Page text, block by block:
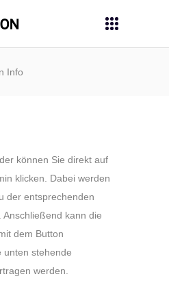
Info
können Sie direkt auf
klicken. Dabei werden
der entsprechenden
Anschließend kann die
dem Button
unten stehende
werden.